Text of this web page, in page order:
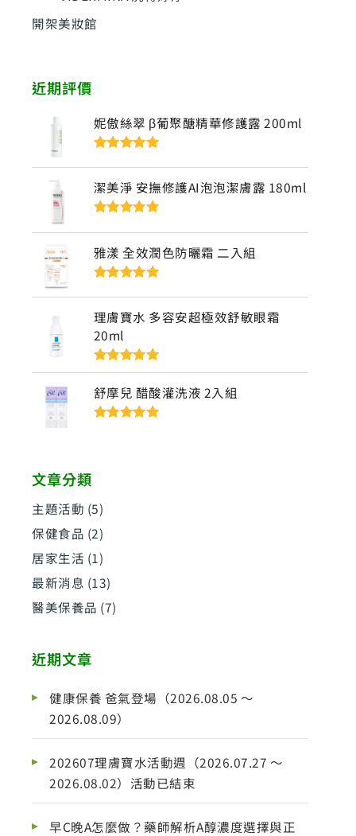
開架美妝館
近期評價
妮傲絲翠 β葡聚醣精華修護露 200ml
5
潔美淨 安撫修護AI泡泡潔膚露 180ml
5
雅漾 全效潤色防曬霜 二入組
5
理膚寶水 多容安超極效舒敏眼霜
20ml
評分5滿分
5
舒摩兒 醋酸灌洗液 2入組
文章分類
主題活動 (5)
保健食品 (2)
居家生活 (1)
最新消息 (13)
醫美保養品 (7)
近期文章
健康保養 爸氣登場（2026.08.05 ～
2026.08.09）
202607理膚寶水活動週（2026.07.27 ～
2026.08.02）活動已結束
早C晚A怎麼做？藥師解析A醇濃度選擇與正